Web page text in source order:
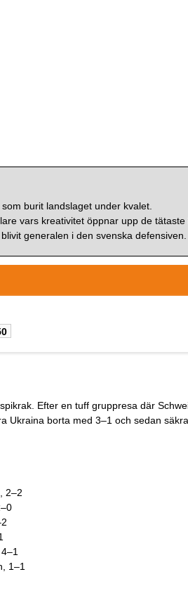
burit landslaget under kvalet.
vars kreativitet öppnar upp de tätaste
generalen i den svenska defensiven.
Efter en tuff gruppresa där
Ukraina borta med 3–1 och sedan
2–2
1–1